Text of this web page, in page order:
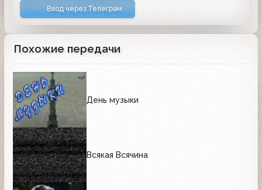
Вход через Телеграм
Похожие передачи
День музыки
Всякая Всячина